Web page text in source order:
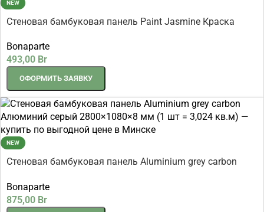
NEW
Стеновая бамбуковая панель Paint Jasmine Краска
Bonaparte
493,00 Br
ОФОРМИТЬ ЗАЯВКУ
NEW
Стеновая бамбуковая панель Aluminium grey carbon
Bonaparte
875,00 Br